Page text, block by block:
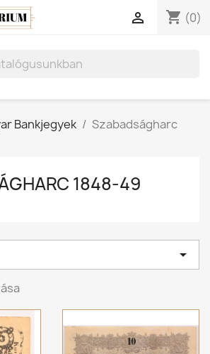
shopping_cart (0)

Bankjegyek
Szabadságharc
1848-49
